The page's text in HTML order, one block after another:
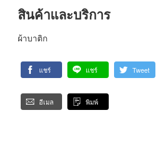
สินค้าและบริการ
ผ้าบาติก
แชร์ แชร์ Tweet
อีเมล พิมพ์